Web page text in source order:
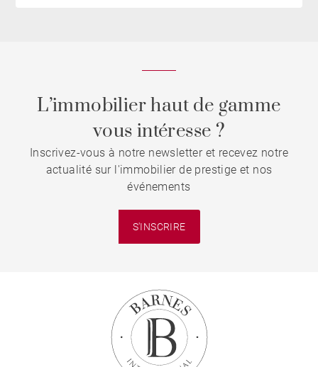
L’immobilier haut de gamme
vous intéresse ?
Inscrivez-vous à notre newsletter et recevez notre
actualité sur l'immobilier de prestige et nos
événements
S'INSCRIRE